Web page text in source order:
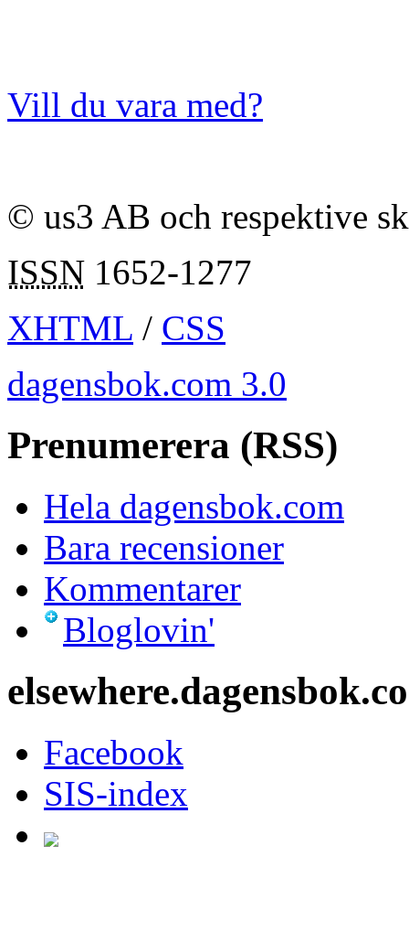
Vill du vara med?
© us3 AB och respektive
ISSN 1652-1277
XHTML / CSS
dagensbok.com 3.0
Prenumerera (RSS)
Hela dagensbok.com
Bara recensioner
Kommentarer
Bloglovin'
Facebook
SIS-index